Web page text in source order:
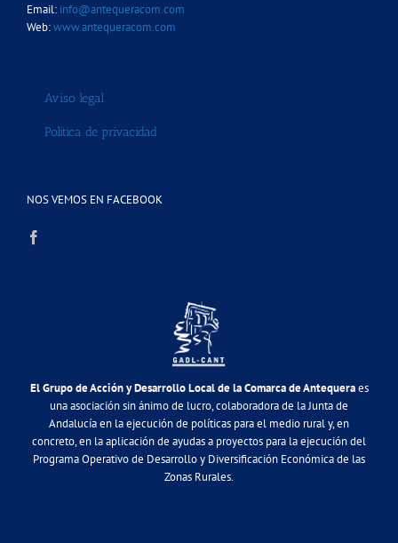
Email: info@antequeracom.com
Web:www.antequeracom.com
Aviso legal
Política de privacidad
NOS VEMOS EN FACEBOOK
El Grupo de Acción y Desarrollo Local de la Comarca de Antequeraes
una asociación sin ánimo de lucro, colaboradora de la Junta de
Andalucía en la ejecución de políticas para el medio rural y, en
concreto, en la aplicación de ayudas a proyectos para la ejecución del
Programa Operativo de Desarrollo y Diversificación Económica de las
Zonas Rurales.